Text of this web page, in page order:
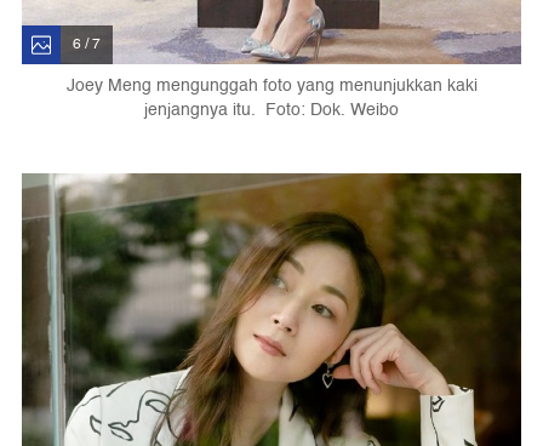
6 / 7
Joey Meng mengunggah foto yang menunjukkan kaki
jenjangnya itu. Foto: Dok. Weibo